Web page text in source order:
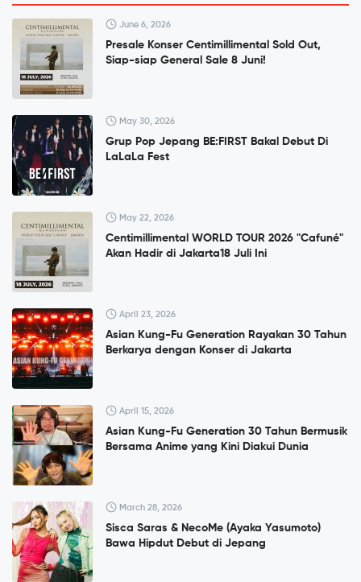
June 6, 2026
Presale Konser Centimillimental Sold Out,
Siap-siap General Sale 8 Juni!
May 30, 2026
Grup Pop Jepang BE:FIRST Bakal Debut Di
LaLaLa Fest
May 22, 2026
Centimillimental WORLD TOUR 2026 "Cafuné"
Akan Hadir di Jakarta18 Juli Ini
April 23, 2026
Asian Kung-Fu Generation Rayakan 30 Tahun
Berkarya dengan Konser di Jakarta
April 15, 2026
Asian Kung-Fu Generation 30 Tahun Bermusik
Bersama Anime yang Kini Diakui Dunia
March 28, 2026
Sisca Saras & NecoMe (Ayaka Yasumoto)
Bawa Hipdut Debut di Jepang